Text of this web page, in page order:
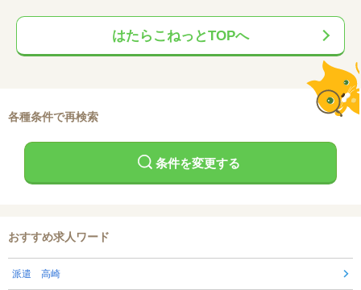
はたらこねっとTOPへ
各種条件で再検索
条件を変更する
おすすめ求人ワード
派遣 高崎